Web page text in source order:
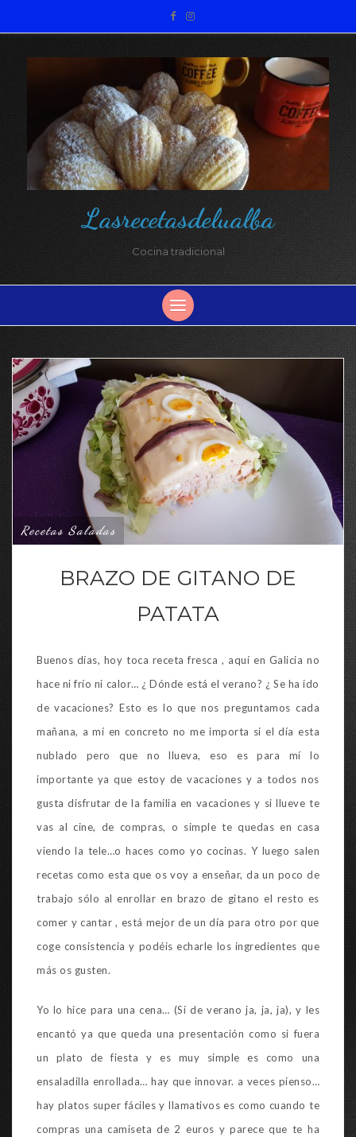
Lasrecetasdelualba
Cocina tradicional
Recetas Saladas
BRAZO DE GITANO DE
PATATA
Buenos días, hoy toca receta fresca , aquí en Galicia no
hace ni frío ni calor… ¿ Dónde está el verano? ¿ Se ha ido
de vacaciones? Esto es lo que nos preguntamos cada
mañana, a mí en concreto no me importa si el día esta
nublado pero que no llueva, eso es para mí lo
importante ya que estoy de vacaciones y a todos nos
gusta disfrutar de la familia en vacaciones y si llueve te
vas al cine, de compras, o simple te quedas en casa
viendo la tele…o haces como yo cocinas. Y luego salen
recetas como esta que os voy a enseñar, da un poco de
trabajo sólo al enrollar en brazo de gitano el resto es
comer y cantar , está mejor de un día para otro por que
coge consistencia y podéis echarle los ingredientes que
más os gusten.
Yo lo hice para una cena… (Sí de verano ja, ja, ja), y les
encantó ya que queda una presentación como si fuera
un plato de fiesta y es muy simple es como una
ensaladilla enrollada… hay que innovar. a veces pienso…
hay platos super fáciles y llamativos es como cuando te
compras una camiseta de 2 euros y parece que te ha